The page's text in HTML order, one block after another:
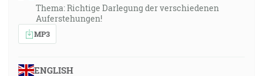
Thema: Richtige Darlegung der verschiedenen
Auferstehungen!
MP3
ENGLISH